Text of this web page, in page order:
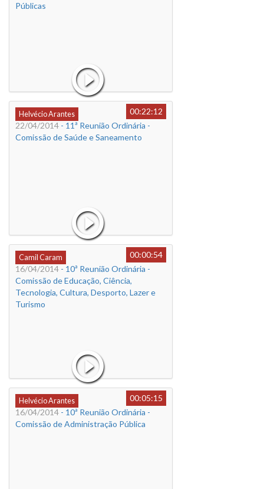
Públicas
Helvécio Arantes
00:22:12
22/04/2014 - 11ª Reunião Ordinária -
Comissão de Saúde e Saneamento
Camil Caram
00:00:54
16/04/2014 - 10ª Reunião Ordinária -
Comissão de Educação, Ciência,
Tecnologia, Cultura, Desporto, Lazer e
Turismo
Helvécio Arantes
00:05:15
16/04/2014 - 10ª Reunião Ordinária -
Comissão de Administração Pública